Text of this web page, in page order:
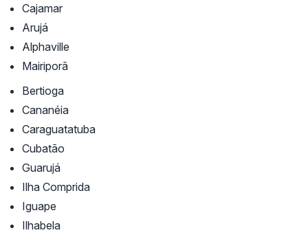
Cajamar
Arujá
Alphaville
Mairiporã
Bertioga
Cananéia
Caraguatatuba
Cubatão
Guarujá
Ilha Comprida
Iguape
Ilhabela